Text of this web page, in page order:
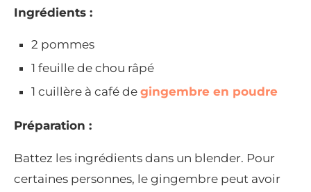
Ingrédients :
2 pommes
1 feuille de chou râpé
1 cuillère à café de gingembre en poudre
Préparation :
Battez les ingrédients dans un blender. Pour
certaines personnes, le gingembre peut avoir